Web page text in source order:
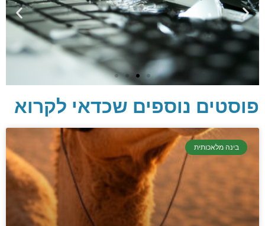
קריפטוגרפיה, ביצועים, אבטחת מידע ומידע
יסודי וחשוב שגם מתכנתים מנוסים לא תמיד
יודעים.
הכנסו עכשיו
פוסטים נוספים שכדאי לקרוא
בינה מלאכותית